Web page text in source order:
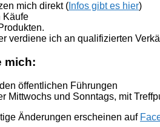
mich direkt ( Infos gibt es hier)
Käufe
verdiene ich an qualifizierten
mich:
öffentlichen Führungen
Mittwochs und Sonntags, mit
Änderungen erscheinen auf